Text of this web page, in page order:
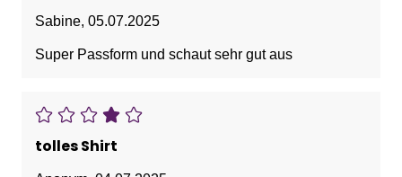
Sabine, 05.07.2025
Super Passform und schaut sehr gut aus
tolles Shirt